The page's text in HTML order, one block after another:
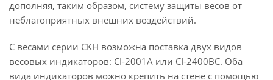
дополняя, таким образом, систему защиты весов от
неблагоприятных внешних воздействий.
С весами серии СКН возможна поставка двух видов
весовых индикаторов: CI-2001A или CI-2400BC. Оба
вида индикаторов можно крепить на стене с помощью